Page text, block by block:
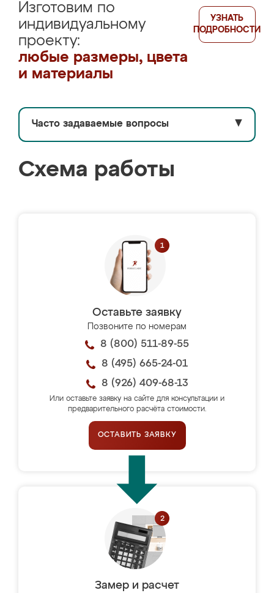
Изготовим по
индивидуальному
проекту:
любые размеры, цвета
и материалы
УЗНАТЬ
ПОДРОБНОСТИ
Часто задаваемые вопросы ▼
Схема работы
Оставьте заявку
Позвоните по номерам
8 (800) 511-89-55
8 (495) 665-24-01
8 (926) 409-68-13
Или оставьте заявку на сайте для консультации и
предварительного расчёта стоимости.
ОСТАВИТЬ ЗАЯВКУ
Замер и расчет